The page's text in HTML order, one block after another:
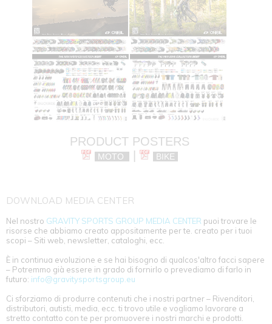
PRODUCT POSTERS
MOTO | BIKE
DOWNLOAD MEDIA CENTER
Nel nostro GRAVITY SPORTS GROUP MEDIA CENTER puoi trovare le
risorse che abbiamo creato appositamente per te. creato per i tuoi
scopi – Siti web, newsletter, cataloghi, ecc.
È in continua evoluzione e se hai bisogno di qualcos'altro facci sapere
– Potremmo già essere in grado di fornirlo o prevediamo di farlo in
futuro: info@gravitysportsgroup.eu
Ci sforziamo di produrre contenuti che i nostri partner – Rivenditori,
distributori, autisti, media, ecc. ti trovo utile e vogliamo lavorare a
stretto contatto con te per promuovere i nostri marchi e prodotti.